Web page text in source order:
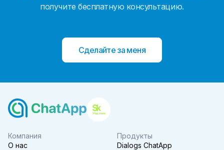
получите бесплатную консультацию.
Сделайте за меня
Компания
О нас
Продукты
Dialogs ChatApp